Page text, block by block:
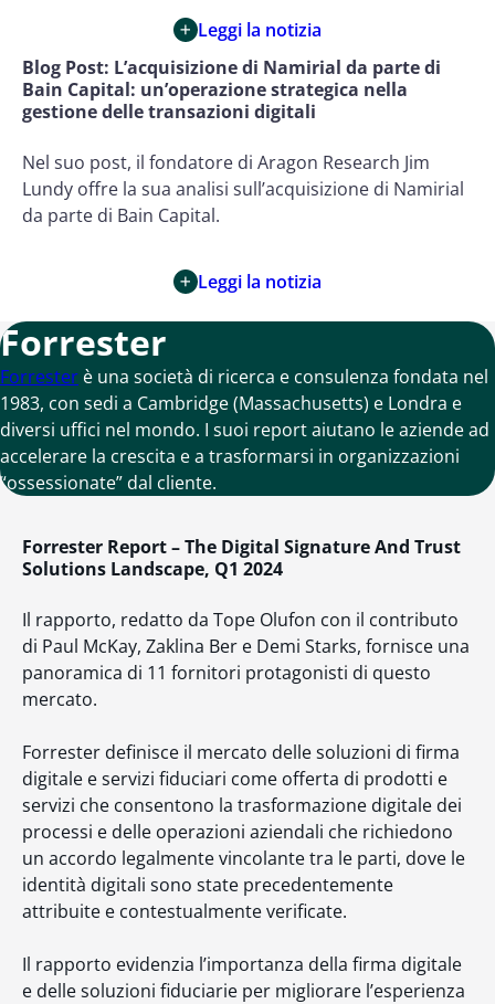
Leggi la notizia
Blog Post: L’acquisizione di Namirial da parte di
Bain Capital: un’operazione strategica nella
gestione delle transazioni digitali
Nel suo post, il fondatore di Aragon Research Jim
Lundy offre la sua analisi sull’acquisizione di Namirial
da parte di Bain Capital.
Leggi la notizia
Forrester
Forrester è una società di ricerca e consulenza fondata nel
1983, con sedi a Cambridge (Massachusetts) e Londra e
diversi uffici nel mondo. I suoi report aiutano le aziende ad
accelerare la crescita e a trasformarsi in organizzazioni
“ossessionate” dal cliente.
Forrester Report – The Digital Signature And Trust
Solutions Landscape, Q1 2024
Il rapporto, redatto da Tope Olufon con il contributo
di Paul McKay, Zaklina Ber e Demi Starks, fornisce una
panoramica di 11 fornitori protagonisti di questo
mercato.
Forrester definisce il mercato delle soluzioni di firma
digitale e servizi fiduciari come offerta di prodotti e
servizi che consentono la trasformazione digitale dei
processi e delle operazioni aziendali che richiedono
un accordo legalmente vincolante tra le parti, dove le
identità digitali sono state precedentemente
attribuite e contestualmente verificate.
Il rapporto evidenzia l’importanza della firma digitale
e delle soluzioni fiduciarie per migliorare l’esperienza